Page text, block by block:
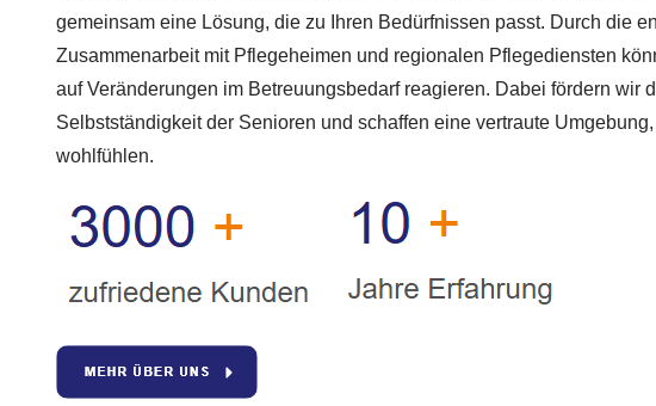
gemeinsam eine Lösung, die zu Ihren Bedürfnissen passt. Durch die
Zusammenarbeit mit Pflegeheimen und regionalen Pflegediensten
auf Veränderungen im Betreuungsbedarf reagieren. Dabei fördern wir
Selbstständigkeit der Senioren und schaffen eine vertraute
wohlfühlen.